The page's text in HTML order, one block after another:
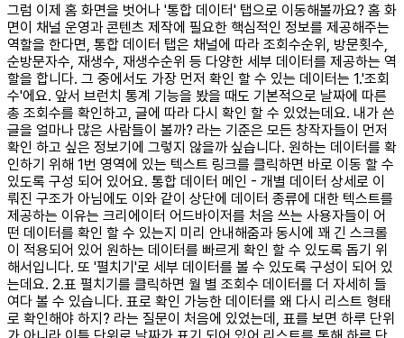
그럼 이제 홈 화면을 벗어나 '통합 데이터' 탭으로 이동해볼까요? 홈 화
면이 채널 운영과 콘텐츠 제작에 필요한 핵심적인 정보를 제공해주는
역할을 한다면, 통합 데이터 탭은 채널에 따라 조회수순위, 방문횟수,
순방문자수, 재생수, 재생수순위 등 다양한 세부 데이터를 제공하는 역
할을 합니다. 그 중에서도 가장 먼저 확인 할 수 있는 데이터는 1.'조회
수'에요. 앞서 브런치 통계 기능을 봤을 때도 기본적으로 날짜에 따른
총 조회수를 확인하고, 글에 따라 다시 확인 할 수 있었는데요. 내가 쓴
글을 얼마나 많은 사람들이 볼까? 라는 기준은 모든 창작자들이 먼저
확인 하고 싶은 정보기에 그렇지 않을까 싶습니다. 원하는 데이터를 확
인하기 위해 1번 영역에 있는 텍스트 링크를 클릭하면 바로 이동 할 수
있도록 구성 되어 있어요. 통합 데이터 메인 - 개별 데이터 상세로 이
뤄진 구조가 아님에도 이와 같이 상단에 데이터 종류에 대한 텍스트를
제공하는 이유는 크리에이터 어드바이저를 처음 쓰는 사용자들이 어
떤 데이터를 확인 할 수 있는지 미리 안내해줌과 동시에 꽤 긴 스크롤
이 적용되어 있어 원하는 데이터를 빠르게 확인 할 수 있도록 돕기 위
해서입니다. 또 '펼치기'로 세부 데이터를 볼 수 있도록 구성이 되어 있
는데요. 2.표 펼치기를 클릭하면 월 별 조회수 데이터를 더 자세히 들
여다 볼 수 있습니다. 표로 확인 가능한 데이터를 왜 다시 리스트 형태
로 확인해야 하지? 라는 질문이 처음에 있었는데, 표를 보면 하루 단위